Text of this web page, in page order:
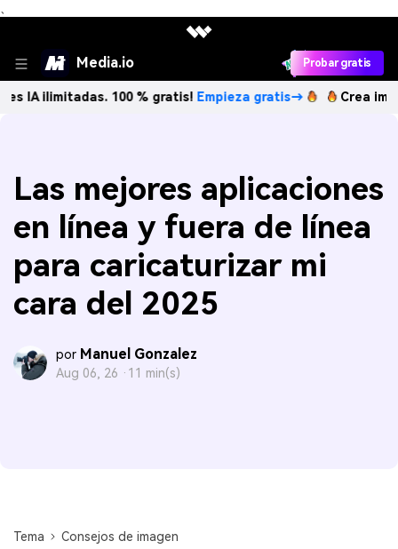
、
Media.io Probar gratis
100 % gratis! Empieza gratis→ Crea imágenes
Las mejores aplicaciones
en línea y fuera de línea
para caricaturizar mi
cara del 2025
por Manuel Gonzalez
Aug 06, 26 · 11 min(s)
Tema
Consejos de imagen